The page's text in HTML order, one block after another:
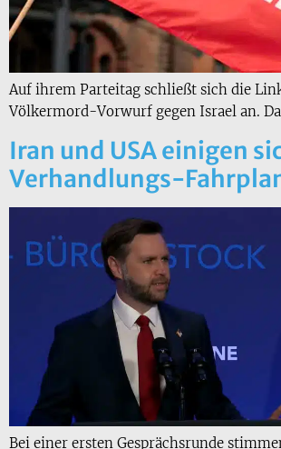
Auf ihrem Parteitag schließt sich die
Völkermord-Vorwurf gegen Israel an.
Iran und USA einigen
Verhandlungs-
Bei einer ersten Gesprächsrunde